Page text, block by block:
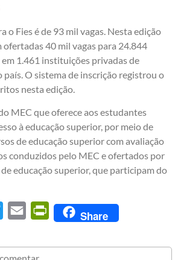
o Fies é de 93 mil vagas. Nesta edição
ofertadas 40 mil vagas para 24.844
em 1.461 instituições privadas de
país. O sistema de inscrição registrou o
nesta edição.
MEC que oferece aos estudantes
à educação superior, por meio de
de educação superior com avaliação
conduzidos pelo MEC e ofertados por
educação superior, que participam do
Twitter Email PrintFriendly
Share